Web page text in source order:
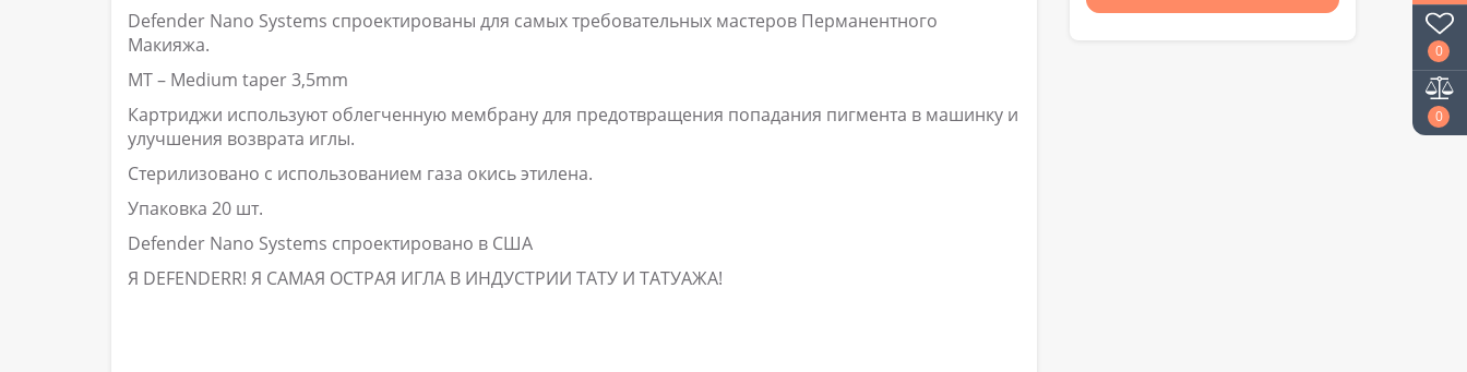
0
0
Defender Nano Systems спроектированы для самых требовательных мастеров Перманентного
Макияжа.
MT – Medium taper 3,5mm
Картриджи используют облегченную мембрану для предотвращения попадания пигмента в машинку и
улучшения возврата иглы.
Стерилизовано с использованием газа окись этилена.
Упаковка 20 шт.
Defender Nano Systems cпроектировано в США
Я DEFENDERR! Я САМАЯ ОСТРАЯ ИГЛА В ИНДУСТРИИ ТАТУ И ТАТУАЖА!